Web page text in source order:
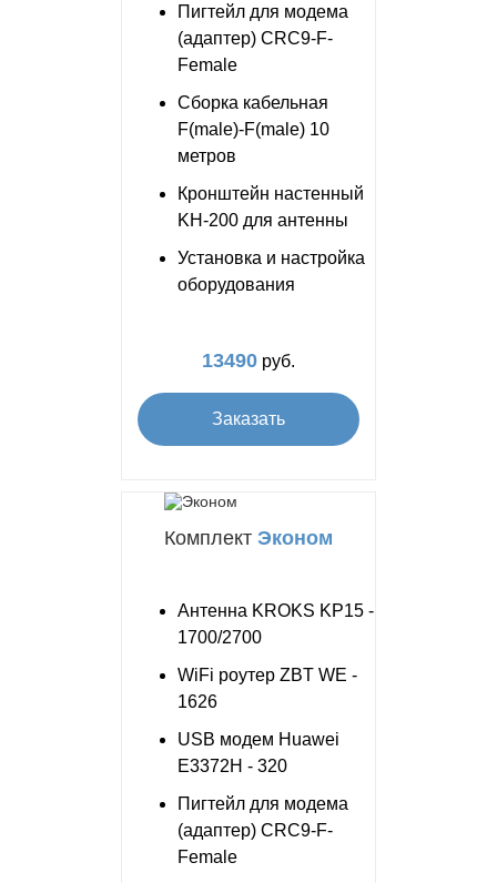
Пигтейл для модема
(адаптер) CRC9-F-
Female
Сборка кабельная
F(male)-F(male) 10
метров
Кронштейн настенный
KH-200 для антенны
Установка и настройка
оборудования
13490 руб.
Заказать
Комплект Эконом
Антенна KROKS KP15 -
1700/2700
WiFi роутер ZBT WE -
1626
USB модем Huawei
E3372H - 320
Пигтейл для модема
(адаптер) CRC9-F-
Female